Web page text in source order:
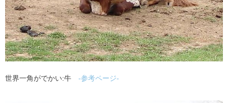
世界一角がでかい:牛 -参考ページ-